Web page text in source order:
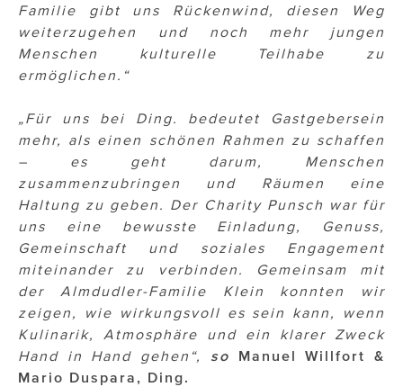
Familie gibt uns Rückenwind, diesen Weg
weiterzugehen und noch mehr jungen
Menschen kulturelle Teilhabe zu
ermöglichen.“
„Für uns bei Ding. bedeutet Gastgebersein
mehr, als einen schönen Rahmen zu schaffen
– es geht darum, Menschen
zusammenzubringen und Räumen eine
Haltung zu geben. Der Charity Punsch war für
uns eine bewusste Einladung, Genuss,
Gemeinschaft und soziales Engagement
miteinander zu verbinden. Gemeinsam mit
der Almdudler-Familie Klein konnten wir
zeigen, wie wirkungsvoll es sein kann, wenn
Kulinarik, Atmosphäre und ein klarer Zweck
Hand in Hand gehen“, so Manuel Willfort &
Mario Duspara, Ding.